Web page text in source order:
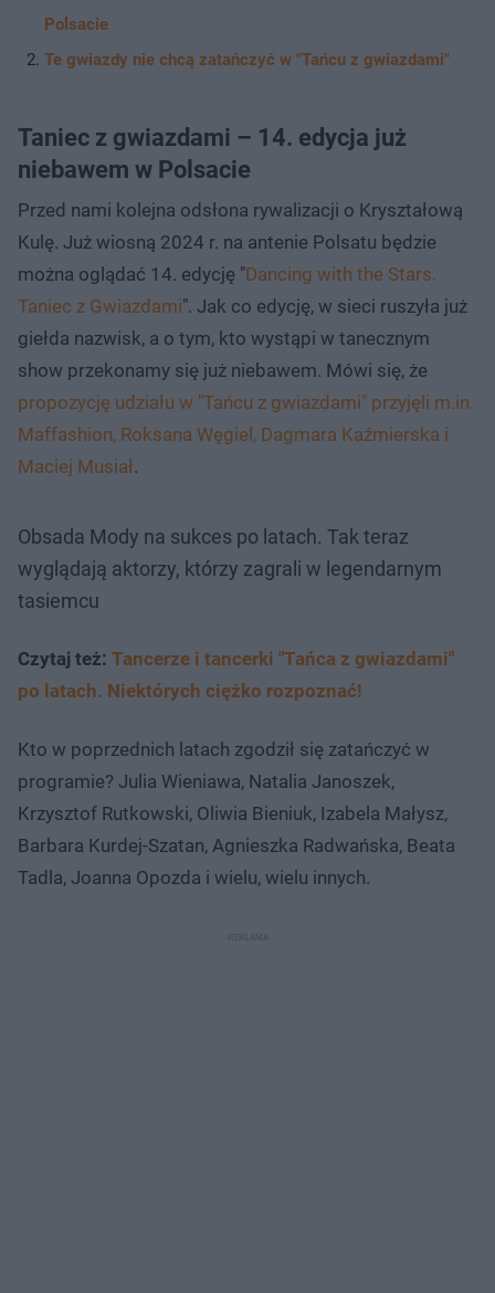
Polsacie
Te gwiazdy nie chcą zatańczyć w "Tańcu z gwiazdami"
Taniec z gwiazdami – 14. edycja już
niebawem w Polsacie
Przed nami kolejna odsłona rywalizacji o Kryształową
Kulę. Już wiosną 2024 r. na antenie Polsatu będzie
można oglądać 14. edycję "Dancing with the Stars.
Taniec z Gwiazdami". Jak co edycję, w sieci ruszyła już
giełda nazwisk, a o tym, kto wystąpi w tanecznym
show przekonamy się już niebawem. Mówi się, że
propozycję udziału w "Tańcu z gwiazdami" przyjęli m.in.
Maffashion, Roksana Węgiel, Dagmara Kaźmierska i
Maciej Musiał.
Obsada Mody na sukces po latach. Tak teraz
wyglądają aktorzy, którzy zagrali w legendarnym
tasiemcu
Czytaj też: Tancerze i tancerki "Tańca z gwiazdami"
po latach. Niektórych ciężko rozpoznać!
Kto w poprzednich latach zgodził się zatańczyć w
programie? Julia Wieniawa, Natalia Janoszek,
Krzysztof Rutkowski, Oliwia Bieniuk, Izabela Małysz,
Barbara Kurdej-Szatan, Agnieszka Radwańska, Beata
Tadla, Joanna Opozda i wielu, wielu innych.